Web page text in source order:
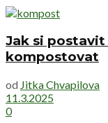
Jak si
kompostovat
od Jitka Chvapilova
11.3.2025
0